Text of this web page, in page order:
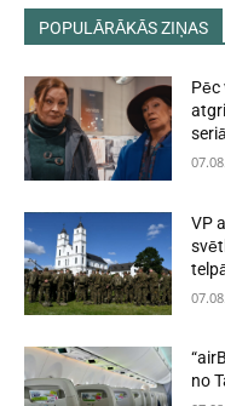
POPULĀRĀKĀS ZIŅAS
Pēc
VP
no